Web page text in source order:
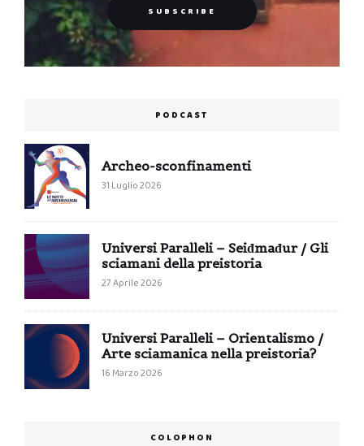
PODCAST
Archeo-sconfinamenti
31 Luglio 2026
Universi Paralleli – Seiđmađur / Gli
sciamani della preistoria
27 Aprile 2026
Universi Paralleli – Orientalismo /
Arte sciamanica nella preistoria?
16 Marzo 2026
COLOPHON